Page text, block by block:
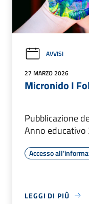
AVVISI
27 MARZO 2026
Micronido I
Pubblicazione
Anno
Accesso
LEGGI DI PIÙ